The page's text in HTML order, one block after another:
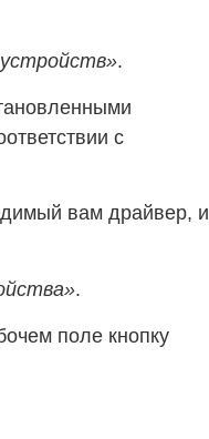
.
с
вам драйвер, и
.
поле кнопку